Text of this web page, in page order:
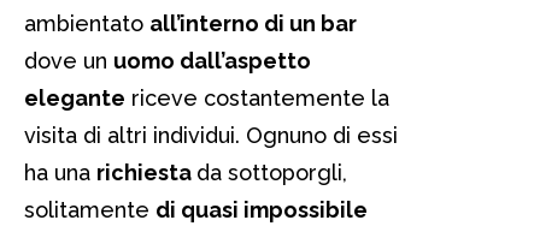
ambientato all’interno di un bar
dove un uomo dall’aspetto
elegante riceve costantemente la
visita di altri individui. Ognuno di essi
ha una richiesta da sottoporgli,
solitamente di quasi impossibile